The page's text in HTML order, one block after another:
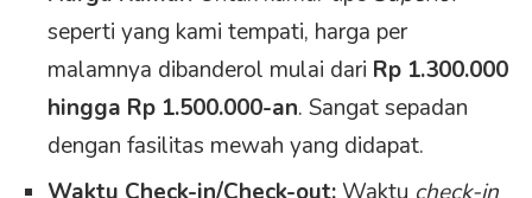
seperti yang kami tempati, harga per
malamnya dibanderol mulai dari Rp 1.300.000
hingga Rp 1.500.000-an. Sangat sepadan
dengan fasilitas mewah yang didapat.